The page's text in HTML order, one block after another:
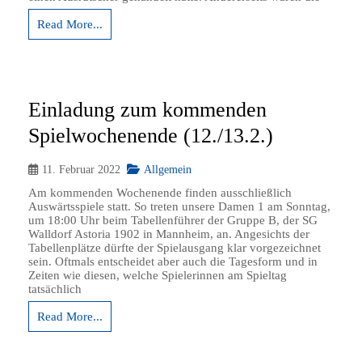
Read More...
Einladung zum kommenden
Spielwochenende (12./13.2.)
11. Februar 2022
Allgemein
Am kommenden Wochenende finden ausschließlich
Auswärtsspiele statt. So treten unsere Damen 1 am Sonntag,
um 18:00 Uhr beim Tabellenführer der Gruppe B, der SG
Walldorf Astoria 1902 in Mannheim, an. Angesichts der
Tabellenplätze dürfte der Spielausgang klar vorgezeichnet
sein. Oftmals entscheidet aber auch die Tagesform und in
Zeiten wie diesen, welche Spielerinnen am Spieltag
tatsächlich
Read More...